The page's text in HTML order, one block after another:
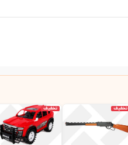
تخفیف تخفیف